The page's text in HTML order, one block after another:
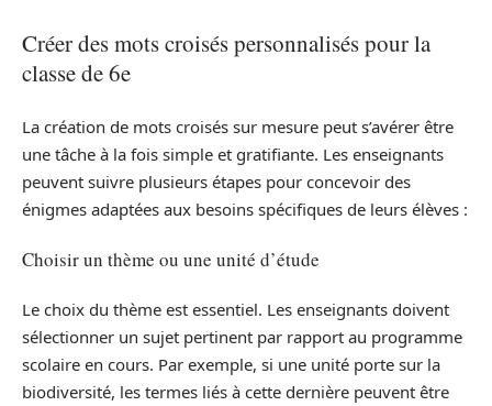
Créer des mots croisés personnalisés pour la
classe de 6e
La création de mots croisés sur mesure peut s’avérer être
une tâche à la fois simple et gratifiante. Les enseignants
peuvent suivre plusieurs étapes pour concevoir des
énigmes adaptées aux besoins spécifiques de leurs élèves :
Choisir un thème ou une unité d’étude
Le choix du thème est essentiel. Les enseignants doivent
sélectionner un sujet pertinent par rapport au programme
scolaire en cours. Par exemple, si une unité porte sur la
biodiversité, les termes liés à cette dernière peuvent être